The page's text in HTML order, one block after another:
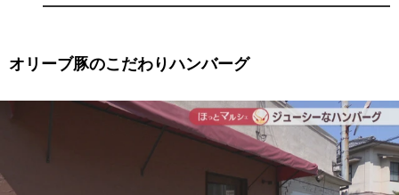
オリーブ豚のこだわりハンバーグ